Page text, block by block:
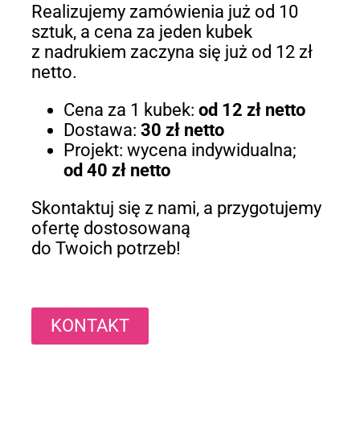
Realizujemy zamówienia już od 10
sztuk, a cena za jeden kubek
z nadrukiem zaczyna się już od 12 zł
netto.
Cena za 1 kubek: od 12 zł netto
Dostawa: 30 zł netto
Projekt: wycena indywidualna;
od 40 zł netto
Skontaktuj się z nami, a przygotujemy
ofertę dostosowaną
do Twoich potrzeb!
KONTAKT